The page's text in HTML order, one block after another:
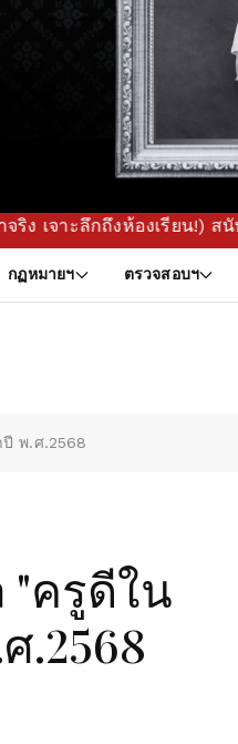
เรียน!) สนับสนุนก
กฏหมายฯ ตรวจสอบฯ
ปี พ.ศ.2568
"ครูดีใน
.2568